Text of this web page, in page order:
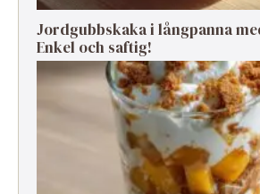
Jordgubbskaka i långpanna
Enkel och saftig!